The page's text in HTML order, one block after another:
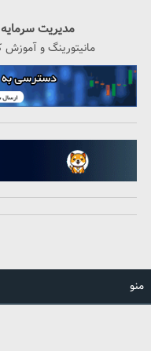
مدیریت سرمایه
مانیتورینگ و
منو